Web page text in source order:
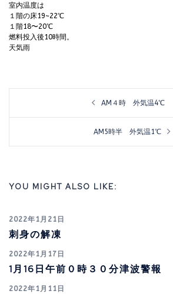
室内温度は
１階の床19~22℃
１階18〜20℃
燃料投入後10時間。
天気雨
稿
ー
ョ
ン
AM４時 外気温4℃
AM5時半 外気温1℃
YOU MIGHT ALSO LIKE:
2022年1月21日
刺身の解凍
2022年1月17日
1月16日午前０時３０分津波警報
2022年1月11日